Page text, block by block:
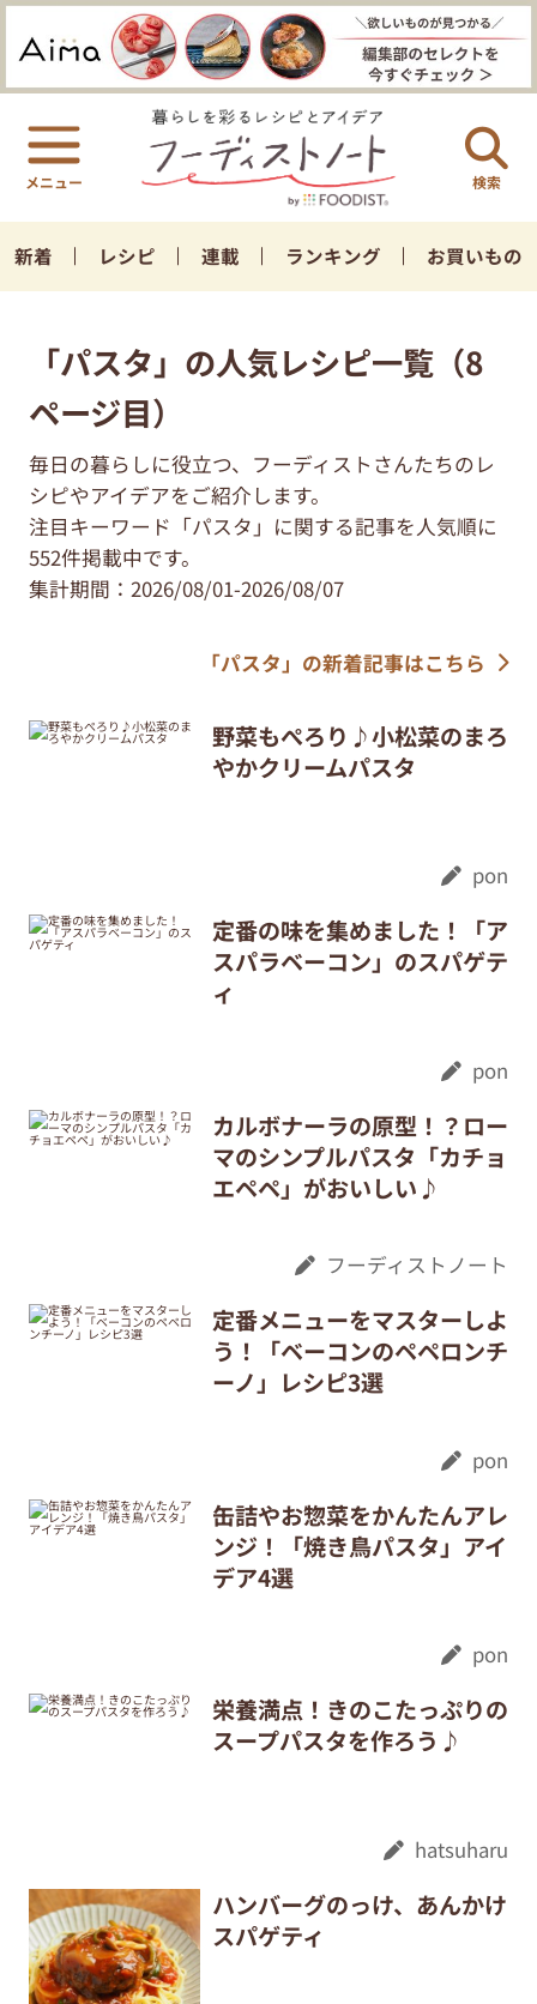
検索
新着 レシピ 連載 ランキング お買いもの
「パスタ」の人気レシピ一覧（8
ページ目）
毎日の暮らしに役立つ、フーディストさんたちのレ
シピやアイデアをご紹介します。
注目キーワード「パスタ」に関する記事を人気順に
552件掲載中です。
集計期間：2026/08/01-2026/08/07
「パスタ」の新着記事はこちら
野菜もぺろり♪小松菜のまろ
やかクリームパスタ
pon
定番の味を集めました！「ア
スパラベーコン」のスパゲテ
ィ
pon
カルボナーラの原型！？ロー
マのシンプルパスタ「カチョ
エペペ」がおいしい♪
フーディストノート
定番メニューをマスターしよ
う！「ベーコンのペペロンチ
ーノ」レシピ3選
pon
缶詰やお惣菜をかんたんアレ
ンジ！「焼き鳥パスタ」アイ
デア4選
pon
栄養満点！きのこたっぷりの
スープパスタを作ろう♪
hatsuharu
ハンバーグのっけ、あんかけ
スパゲティ